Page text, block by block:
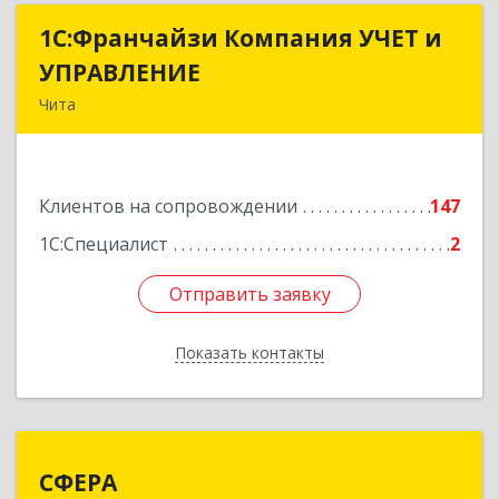
1С:Франчайзи Компания УЧЕТ и
УПРАВЛЕНИЕ
Чита
Клиентов на сопровождении
147
1С:Специалист
2
Отправить заявку
Показать контакты
1С:Франчайзи Компания УЧЕТ и
Подробнее
Отправить заявку
Назад
СФЕРА